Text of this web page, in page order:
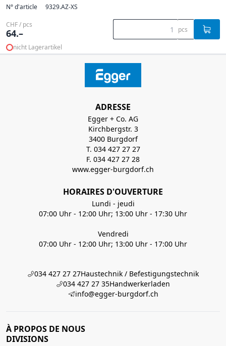
N° d'article 9329.AZ-XS
CHF / pcs
64.– pcs
nicht Lagerartikel
ADRESSE
Egger + Co. AG
Kirchbergstr. 3
3400 Burgdorf
T. 034 427 27 27
F. 034 427 27 28
www.egger-burgdorf.ch
HORAIRES D'OUVERTURE
Lundi - jeudi
07:00 Uhr - 12:00 Uhr; 13:00 Uhr - 17:30 Uhr
Vendredi
07:00 Uhr - 12:00 Uhr; 13:00 Uhr - 17:00 Uhr
034 427 27 27Haustechnik / Befestigungstechnik
034 427 27 35Handwerkerladen
info@egger-burgdorf.ch
À PROPOS DE NOUS
DIVISIONS